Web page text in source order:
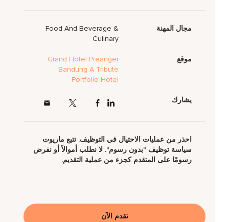
مجال المهنة
Food And Beverage &
Culinary
Grand Hotel Preanger
Bandung A Tribute
Portfolio Hotel
يشارك
احذر من عمليات الاحتيال في التوظيف. تتبع ماريوت
سياسة توظيف "بدون رسوم". لا نطلب أموالاً أو نفرض
رسومًا على المتقدم كجزء من عملية التقديم.
تقدم الآن